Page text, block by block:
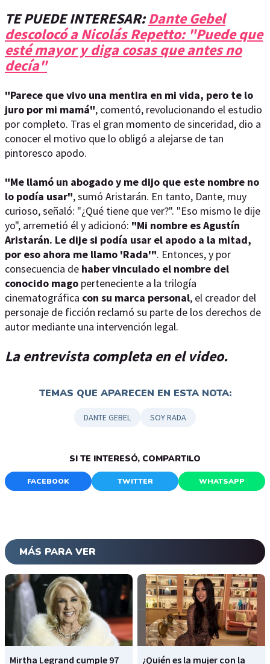
TE PUEDE INTERESAR:Dante Gebel
descolocó a Nicolás Repetto: "Puede que
esté mayor y diga cosas que antes no
decía"
"Parece que vivo una mentira en mi vida, pero te lo
juro por mi mamá", comentó, revolucionando el estudio
por completo. Tras el gran momento de sinceridad, dio a
conocer el motivo que lo obligó a alejarse de tan
pintoresco apodo.
"Me llamó un abogado y me dijo que este nombre no
lo podía usar", sumó Aristarán. En tanto, Dante, muy
curioso, señaló: "¿Qué tiene que ver?". "Eso mismo le dije
yo", arremetió él y adicionó: "Mi nombre es Agustín
Aristarán. Le dije si podía usar el apodo a la mitad,
por eso ahora me llamo 'Rada'". Entonces, y por
consecuencia de haber vinculado el nombre del
conocido mago perteneciente a la trilogía
cinematográfica con su marca personal, el creador del
personaje de ficción reclamó su parte de los derechos de
autor mediante una intervención legal.
La entrevista completa en el video.
TEMAS QUE APARECEN EN ESTA NOTA:
DANTE GEBEL SOY RADA
SI TE INTERESÓ, COMPARTILO
FACEBOOK TWITTER WHATSAPP
MÁS PARA VER
Mirtha Legrand cumple 97 ¿Quién es la mujer con la